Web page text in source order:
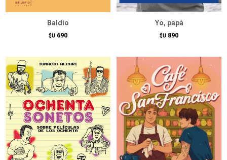
Baldío
$U 690
Yo, papá
$U 890